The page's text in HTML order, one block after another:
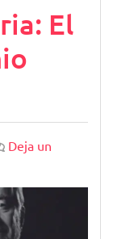
El
Deja un